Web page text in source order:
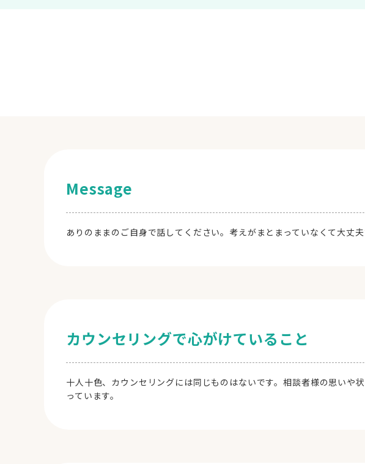
Message
ありのままのご自身で話してください。考えがまとまっていなくて大
カウンセリングで心がけていること
十人十色、カウンセリングには同じものはないです。相談者様の思いや
っています。